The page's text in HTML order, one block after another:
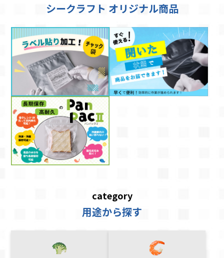
シークラフト オリジナル商品
category
用途から探す